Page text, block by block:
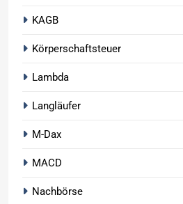
KAGB
Körperschaftsteuer
Lambda
Langläufer
M-Dax
MACD
Nachbörse